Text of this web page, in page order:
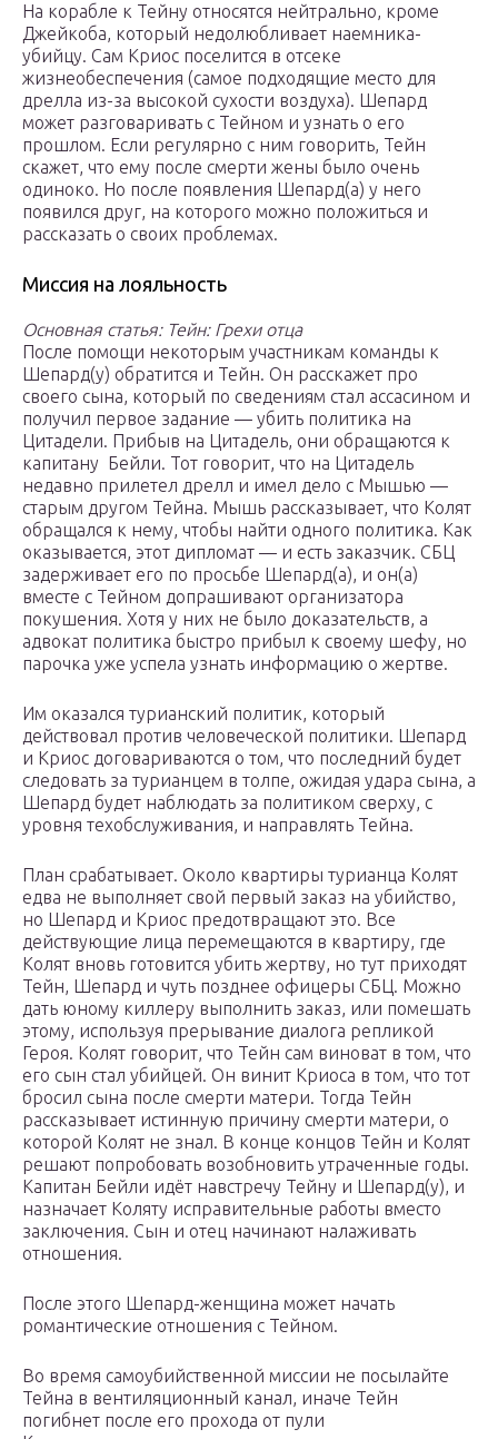
На корабле к Тейну относятся нейтрально, кроме
Джейкоба, который недолюбливает наемника-
убийцу. Сам Криос поселится в отсеке
жизнеобеспечения (самое подходящие место для
дрелла из-за высокой сухости воздуха). Шепард
может разговаривать с Тейном и узнать о его
прошлом. Если регулярно с ним говорить, Тейн
скажет, что ему после смерти жены было очень
одиноко. Но после появления Шепард(а) у него
появился друг, на которого можно положиться и
рассказать о своих проблемах.
Миссия на лояльность
Основная статья: Тейн: Грехи отца
После помощи некоторым участникам команды к
Шепард(у) обратится и Тейн. Он расскажет про
своего сына, который по сведениям стал ассасином и
получил первое задание — убить политика на
Цитадели. Прибыв на Цитадель, они обращаются к
капитану Бейли. Тот говорит, что на Цитадель
недавно прилетел дрелл и имел дело с Мышью —
старым другом Тейна. Мышь рассказывает, что Колят
обращался к нему, чтобы найти одного политика. Как
оказывается, этот дипломат — и есть заказчик. СБЦ
задерживает его по просьбе Шепард(а), и он(а)
вместе с Тейном допрашивают организатора
покушения. Хотя у них не было доказательств, а
адвокат политика быстро прибыл к своему шефу, но
парочка уже успела узнать информацию о жертве.
Им оказался турианский политик, который
действовал против человеческой политики. Шепард
и Криос договариваются о том, что последний будет
следовать за турианцем в толпе, ожидая удара сына, а
Шепард будет наблюдать за политиком сверху, с
уровня техобслуживания, и направлять Тейна.
План срабатывает. Около квартиры турианца Колят
едва не выполняет свой первый заказ на убийство,
но Шепард и Криос предотвращают это. Все
действующие лица перемещаются в квартиру, где
Колят вновь готовится убить жертву, но тут приходят
Тейн, Шепард и чуть позднее офицеры СБЦ. Можно
дать юному киллеру выполнить заказ, или помешать
этому, используя прерывание диалога репликой
Героя. Колят говорит, что Тейн сам виноват в том, что
его сын стал убийцей. Он винит Криоса в том, что тот
бросил сына после смерти матери. Тогда Тейн
рассказывает истинную причину смерти матери, о
которой Колят не знал. В конце концов Тейн и Колят
решают попробовать возобновить утраченные годы.
Капитан Бейли идёт навстречу Тейну и Шепард(у), и
назначает Коляту исправительные работы вместо
заключения. Сын и отец начинают налаживать
отношения.
После этого Шепард-женщина может начать
романтические отношения с Тейном.
Во время самоубийственной миссии не посылайте
Тейна в вентиляционный канал, иначе Тейн
погибнет после его прохода от пули